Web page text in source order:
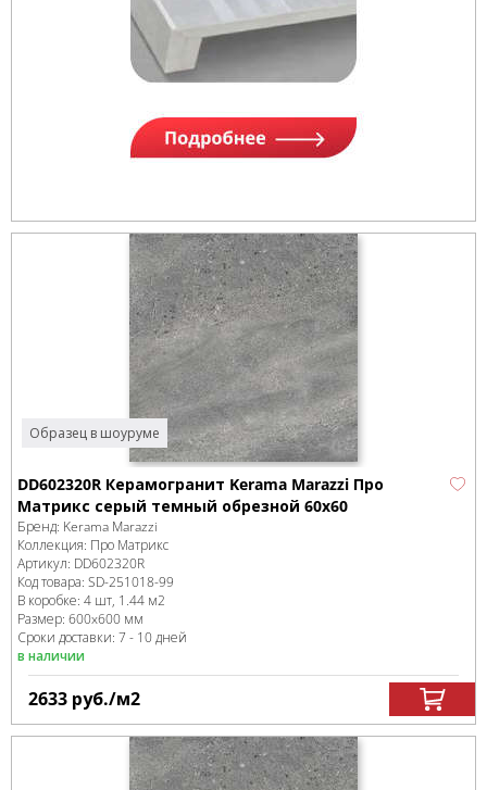
Образец в шоуруме
DD602320R Керамогранит Kerama Marazzi Про
Матрикс серый темный обрезной 60x60
Бренд: Kerama Marazzi
Коллекция: Про Матрикс
Артикул: DD602320R
Код товара: SD-251018-99
В коробке: 4 шт, 1.44 м2
Размер: 600x600 мм
Сроки доставки: 7 - 10 дней
в наличии
2633 руб./м2